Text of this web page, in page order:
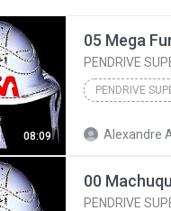
08:09
PENDRIVE
Alexandre
PENDRIVE